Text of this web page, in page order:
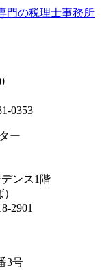
0353
ー
ンス1階
2901
3号